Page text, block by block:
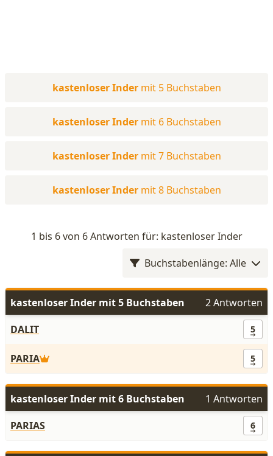
kastenloser Inder mit 5 Buchstaben
kastenloser Inder mit 6 Buchstaben
kastenloser Inder mit 7 Buchstaben
kastenloser Inder mit 8 Buchstaben
1 bis 6 von 6 Antworten für: kastenloser Inder
Buchstabenlänge: Alle
kastenloser Inder mit 5 Buchstaben
2 Antworten
DALIT
5
PARIA 5
kastenloser Inder mit 6 Buchstaben
1 Antworten
PARIAS
6